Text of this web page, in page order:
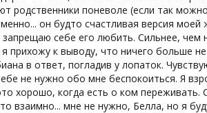
родственники поневоле (если так
он будто счастливая версия
запрещаю себе его любить. Сильнее,
прихожу к выводу, что ничего больше
в ответ, погладив у лопаток.
не нужно обо мне беспокоиться. Я
хорошо, когда есть о ком
взаимно... мне не нужно, Белла, но я